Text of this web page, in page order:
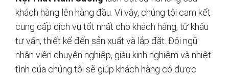
khách hàng lên hàng đầu. Vì vậy, chúng tôi cam kết
cung cấp dịch vụ tốt nhất cho khách hàng, từ khâu
tư vấn, thiết kế đến sản xuất và lắp đặt. Đội ngũ
nhân viên chuyên nghiệp, giàu kinh nghiệm và nhiệt
tình của chúng tôi sẽ giúp khách hàng có được